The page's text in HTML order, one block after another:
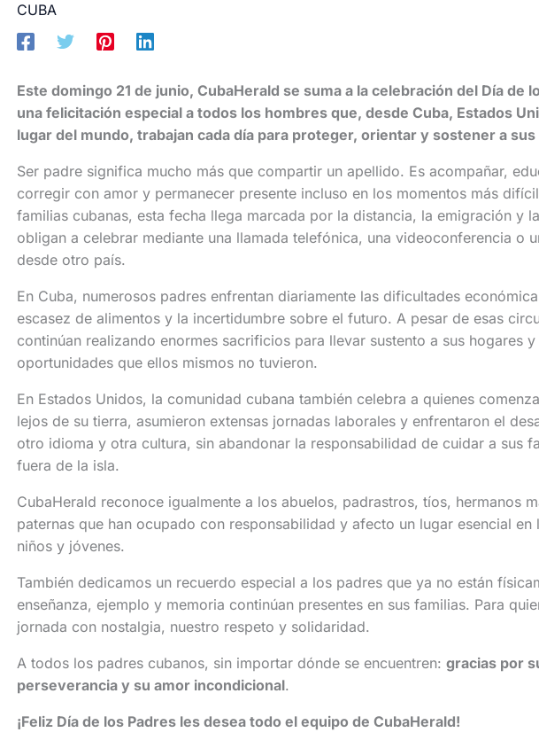
CUBA
Este domingo 21 de junio, CubaHerald se suma a la celebración del Día de
una felicitación especial a todos los hombres que, desde Cuba, Estados
lugar del mundo, trabajan cada día para proteger, orientar y sostener a sus
Ser padre significa mucho más que compartir un apellido. Es acompañar,
corregir con amor y permanecer presente incluso en los momentos más
familias cubanas, esta fecha llega marcada por la distancia, la emigración y
obligan a celebrar mediante una llamada telefónica, una videoconferencia o
desde otro país.
En Cuba, numerosos padres enfrentan diariamente las dificultades
escasez de alimentos y la incertidumbre sobre el futuro. A pesar de esas
continúan realizando enormes sacrificios para llevar sustento a sus hogares
oportunidades que ellos mismos no tuvieron.
En Estados Unidos, la comunidad cubana también celebra a quienes
lejos de su tierra, asumieron extensas jornadas laborales y enfrentaron el
otro idioma y otra cultura, sin abandonar la responsabilidad de cuidar a sus
fuera de la isla.
CubaHerald reconoce igualmente a los abuelos, padrastros, tíos, hermanos
paternas que han ocupado con responsabilidad y afecto un lugar esencial en
niños y jóvenes.
También dedicamos un recuerdo especial a los padres que ya no están
enseñanza, ejemplo y memoria continúan presentes en sus familias. Para
jornada con nostalgia, nuestro respeto y solidaridad.
A todos los padres cubanos, sin importar dónde se encuentren: gracias por
perseverancia y su amor incondicional.
¡Feliz Día de los Padres les desea todo el equipo de CubaHerald!